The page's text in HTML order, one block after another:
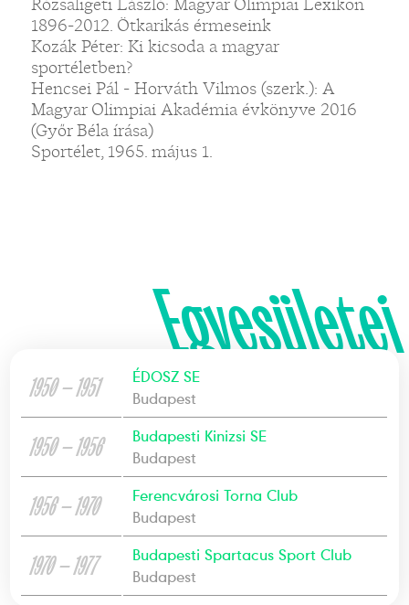
1896-2012. Ötkarikás érmeseink
Kozák Péter: Ki kicsoda a magyar
sportéletben?
Hencsei Pál - Horváth Vilmos (szerk.): A
Magyar Olimpiai Akadémia évkönyve 2016
(Győr Béla írása)
Sportélet, 1965. május 1.
Egyesületei
1950 — 1951
ÉDOSZ SE
Budapest
1950 — 1956
Budapesti Kinizsi SE
Budapest
1956 — 1970
Ferencvárosi Torna Club
Budapest
1970 — 1977
Budapesti Spartacus Sport Club
Budapest